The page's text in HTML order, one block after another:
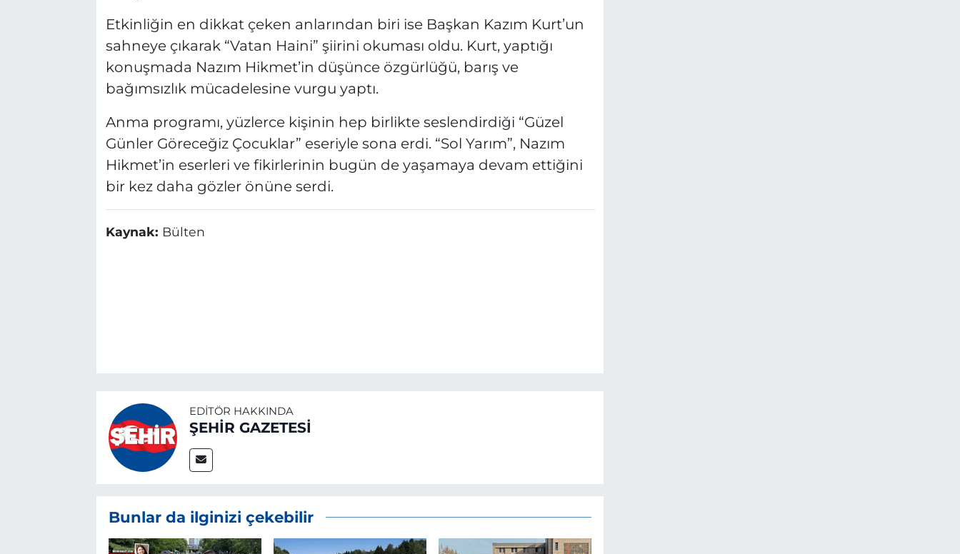
Etkinliğin en dikkat çeken anlarından biri ise Başkan Kazım Kurt’un
sahneye çıkarak “Vatan Haini” şiirini okuması oldu. Kurt, yaptığı
konuşmada Nazım Hikmet’in düşünce özgürlüğü, barış ve
bağımsızlık mücadelesine vurgu yaptı.
Anma programı, yüzlerce kişinin hep birlikte seslendirdiği “Güzel
Günler Göreceğiz Çocuklar” eseriyle sona erdi. “Sol Yarım”, Nazım
Hikmet’in eserleri ve fikirlerinin bugün de yaşamaya devam ettiğini
bir kez daha gözler önüne serdi.
Kaynak: Bülten
EDITÖR HAKKINDA
ŞEHİR GAZETESİ
Bunlar da ilginizi çekebilir